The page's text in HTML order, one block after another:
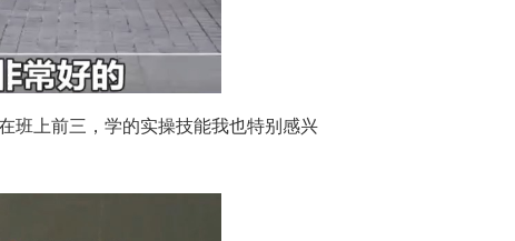
班上前三，学的实操技能我也特别感兴